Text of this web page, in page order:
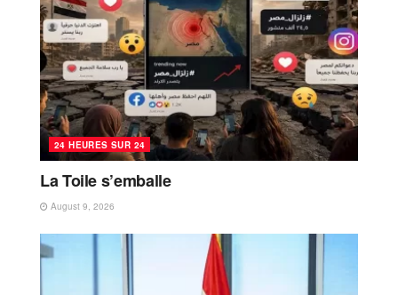
24 HEURES SUR 24
La Toile s’emballe
August 9, 2026